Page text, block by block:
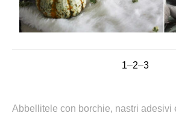
1–2–3
Abbellitele con borchie, nastri adesivi